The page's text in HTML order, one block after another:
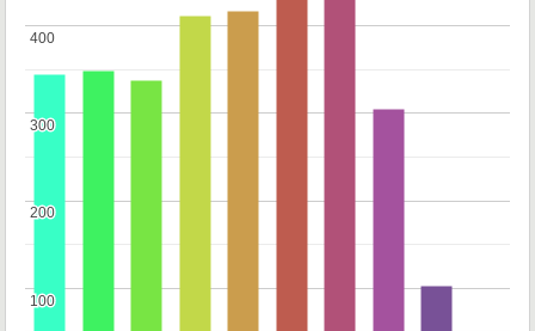
100
100
200
200
300
300
400
400